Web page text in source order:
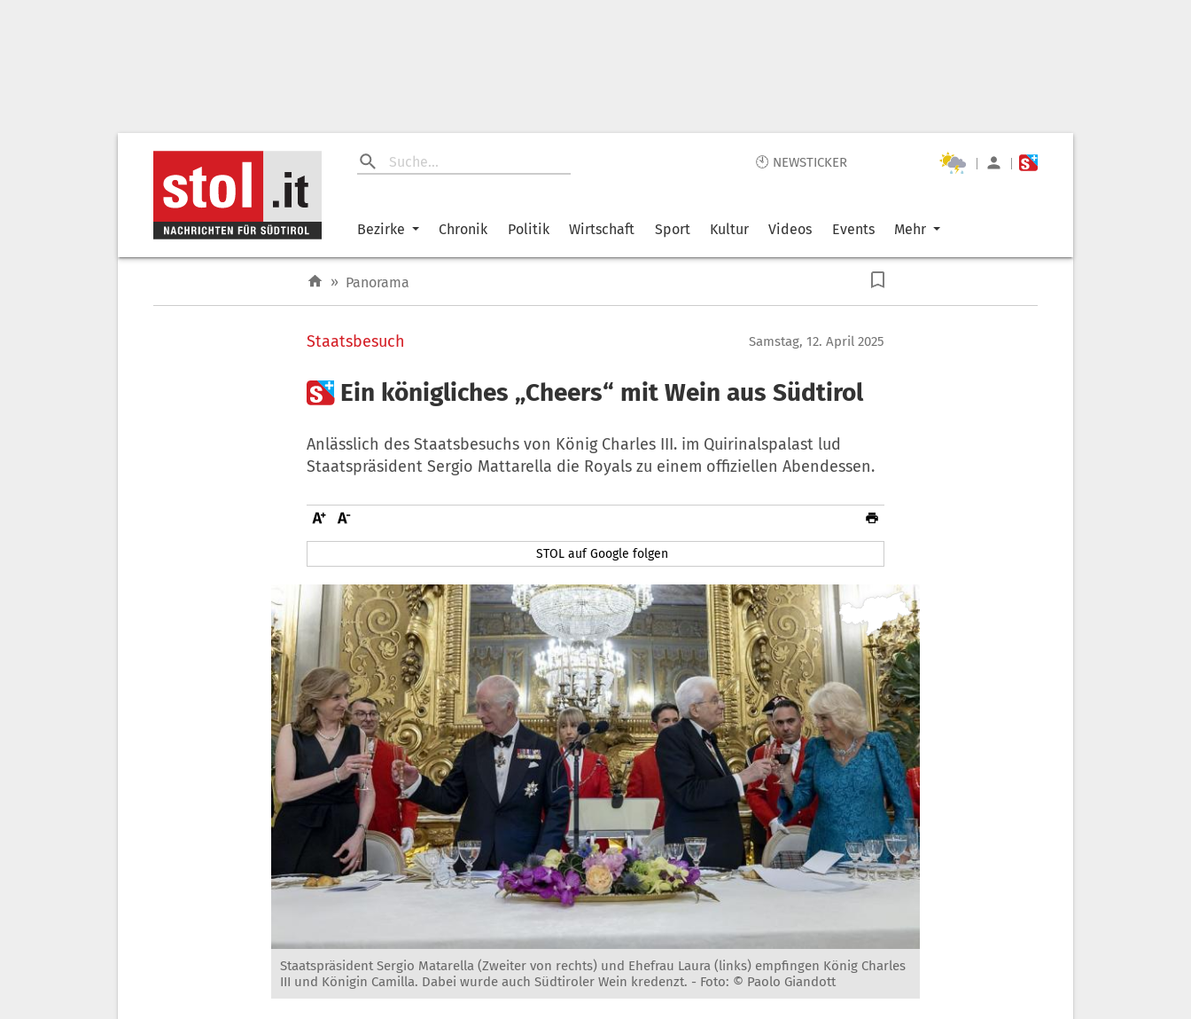
🕙 NEWSTICKER | |
Bezirke Chronik Politik Wirtschaft Sport Kultur Videos Events Mehr
» Panorama
Staatsbesuch Samstag, 12. April 2025
 Ein königliches „Cheers“ mit Wein aus Südtirol
Anlässlich des Staatsbesuchs von König Charles III. im Quirinalspalast lud
Staatspräsident Sergio Mattarella die Royals zu einem offiziellen Abendessen.
STOL auf Google folgen
Staatspräsident Sergio Matarella (Zweiter von rechts) und Ehefrau Laura (links) empfingen König Charles
III und Königin Camilla. Dabei wurde auch Südtiroler Wein kredenzt. - Foto: © Paolo Giandott